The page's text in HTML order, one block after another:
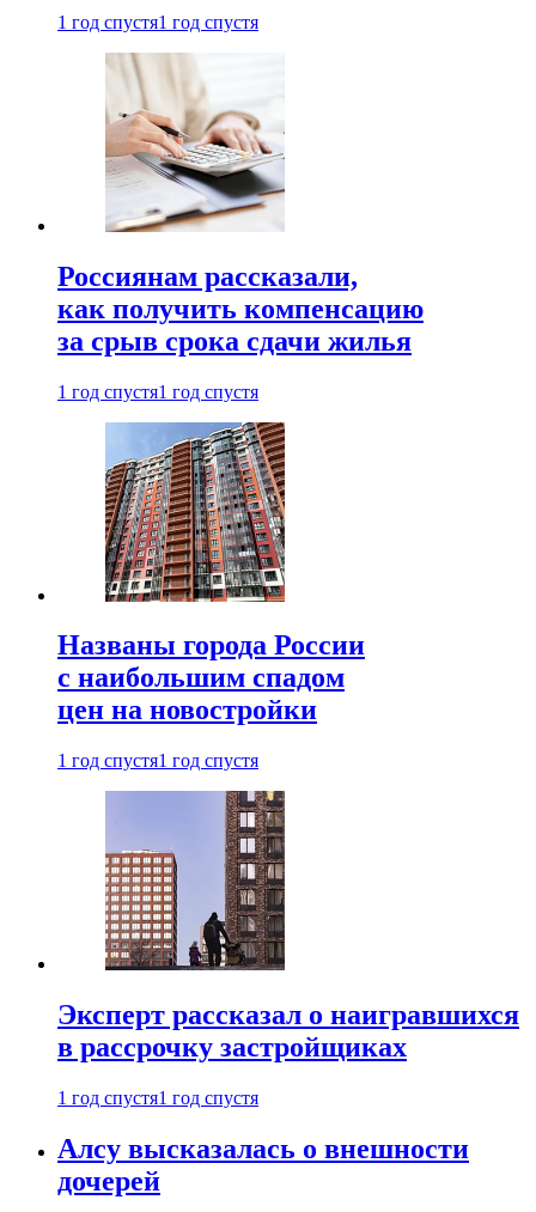
1 год спустя1 год спустя
Россиянам рассказали,
как получить компенсацию
за срыв срока сдачи жилья
1 год спустя1 год спустя
Названы города России
с наибольшим спадом
цен на новостройки
1 год спустя1 год спустя
Эксперт рассказал о наигравшихся
в рассрочку застройщиках
1 год спустя1 год спустя
Алсу высказалась о внешности
дочерей